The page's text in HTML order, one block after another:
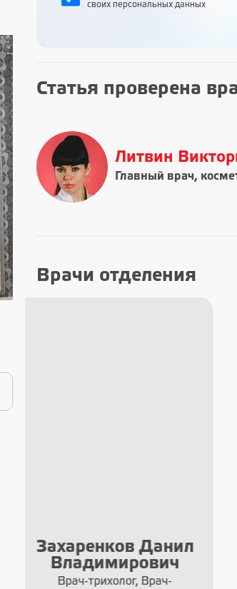
своих персональных данных
Статья проверена
Литвин
Главный врач,
Врачи отделения
Машиниченко
Николь
Александровна